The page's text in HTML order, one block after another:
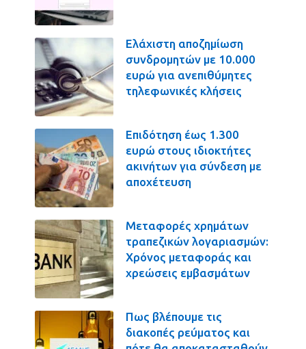
Ελάχιστη αποζημίωση
συνδρομητών με 10.000
ευρώ για ανεπιθύμητες
τηλεφωνικές κλήσεις
Επιδότηση έως 1.300
ευρώ στους ιδιοκτήτες
ακινήτων για σύνδεση με
αποχέτευση
Μεταφορές χρημάτων
τραπεζικών λογαριασμών:
Χρόνος μεταφοράς και
χρεώσεις εμβασμάτων
Πως βλέπουμε τις
διακοπές ρεύματος και